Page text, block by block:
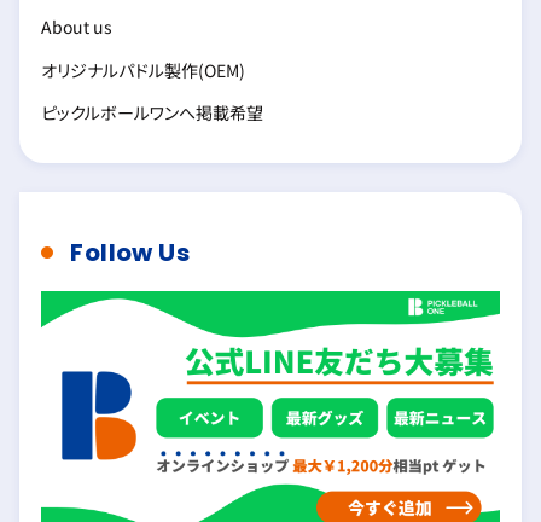
About us
オリジナルパドル製作(OEM)
ピックルボールワンへ掲載希望
Follow Us